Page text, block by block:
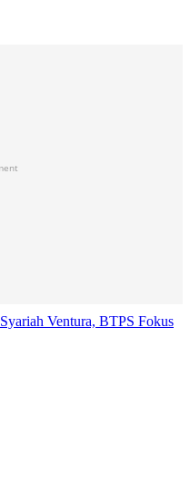
Ventura, BTPS Fokus